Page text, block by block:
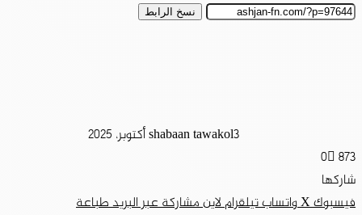
نسخ الرابط
shabaan tawakol3 أكتوبر، 2025
0 873
شاركها
فيسبوك‫Xواتسابتيلقراملاينمشاركة عبر البريدطباعة